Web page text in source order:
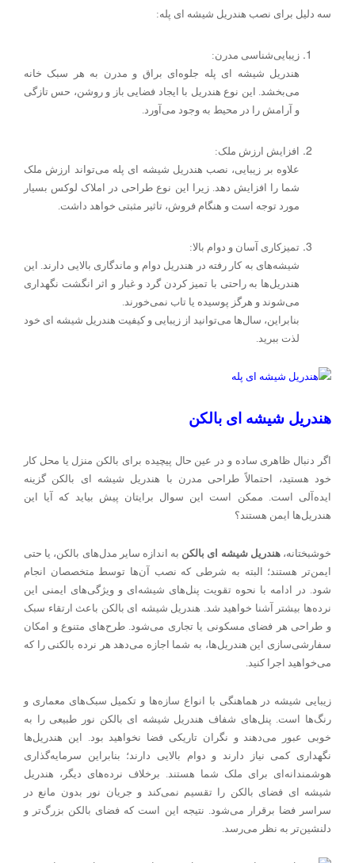
سه دلیل برای نصب هندریل شیشه ای پله:
زیبایی‌شناسی مدرن:
هندریل شیشه ای پله جلوه‌ای براق و مدرن به هر سبک خانه
می‌بخشد. این نوع هندریل با ایجاد فضایی باز و روشن، حس تازگی
و آرامش را در محیط به وجود می‌آورد.
افزایش ارزش ملک:
علاوه بر زیبایی، نصب هندریل شیشه ای پله می‌تواند ارزش ملک
شما را افزایش دهد. زیرا این نوع طراحی در املاک لوکس بسیار
مورد توجه است و هنگام فروش، تاثیر مثبتی خواهد داشت.
تمیزکاری آسان و دوام بالا:
شیشه‌های به کار رفته در هندریل دوام و ماندگاری بالایی دارند. این
هندریل‌ها به راحتی با تمیز کردن گرد و غبار و اثر انگشت نگهداری
می‌شوند و هرگز پوسیده یا تاب نمی‌خورند.
بنابراین، سال‌ها می‌توانید از زیبایی و کیفیت هندریل شیشه ای خود
لذت ببرید.
هندریل شیشه ای بالکن
اگر دنبال ظاهری ساده و در عین حال پیچیده برای بالکن منزل یا محل کار
خود هستید، احتمالاً طراحی مدرن با هندریل شیشه ای بالکن گزینه
ایده‌آلی است. ممکن است این سوال برایتان پیش بیاید که آیا این
هندریل‌ها ایمن هستند؟
خوشبختانه،هندریل شیشه ای بالکن به اندازه سایر مدل‌های بالکن، یا حتی
ایمن‌تر هستند؛ البته به شرطی که نصب آن‌ها توسط متخصصان انجام
شود. در ادامه با نحوه تقویت پنل‌های شیشه‌ای و ویژگی‌های ایمنی این
نرده‌ها بیشتر آشنا خواهید شد. هندریل شیشه ای بالکن باعث ارتقاء سبک
و طراحی هر فضای مسکونی یا تجاری می‌شود. طرح‌های متنوع و امکان
سفارشی‌سازی این هندریل‌ها، به شما اجازه می‌دهد هر نرده بالکنی را که
می‌خواهید اجرا کنید.
زیبایی شیشه در هماهنگی با انواع سازه‌ها و تکمیل سبک‌های معماری و
رنگ‌ها است. پنل‌های شفاف هندریل شیشه ای بالکن نور طبیعی را به
خوبی عبور می‌دهند و نگران تاریکی فضا نخواهید بود. این هندریل‌ها
نگهداری کمی نیاز دارند و دوام بالایی دارند؛ بنابراین سرمایه‌گذاری
هوشمندانه‌ای برای ملک شما هستند. برخلاف نرده‌های دیگر، هندریل
شیشه ای فضای بالکن را تقسیم نمی‌کند و جریان نور بدون مانع در
سراسر فضا برقرار می‌شود. نتیجه این است که فضای بالکن بزرگ‌تر و
دلنشین‌تر به نظر می‌رسد.